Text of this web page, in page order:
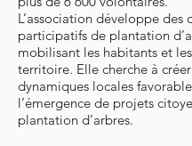
L’association développe des
participatifs de plantation
mobilisant les habitants et
territoire. Elle cherche à
dynamiques locales
l’émergence de projets
plantation d’arbres.